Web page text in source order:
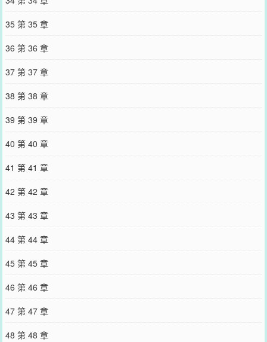
35 第 35 章
36 第 36 章
37 第 37 章
38 第 38 章
39 第 39 章
40 第 40 章
41 第 41 章
42 第 42 章
43 第 43 章
44 第 44 章
45 第 45 章
46 第 46 章
47 第 47 章
48 第 48 章